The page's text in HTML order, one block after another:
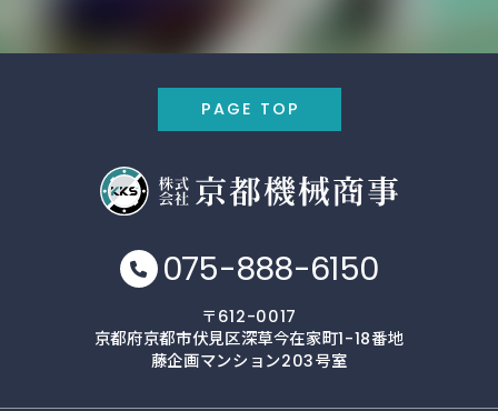
PAGE TOP
075-888-6150
〒612-0017
京都府京都市伏見区深草今在家町1-18番地
藤企画マンション203号室